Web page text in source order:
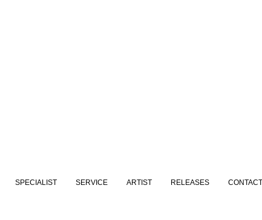
SPECIALIST SERVICE ARTIST RELEASES CONTACT